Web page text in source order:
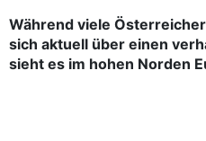
Während viele
sich aktuell über einen
sieht es im hohen Norden